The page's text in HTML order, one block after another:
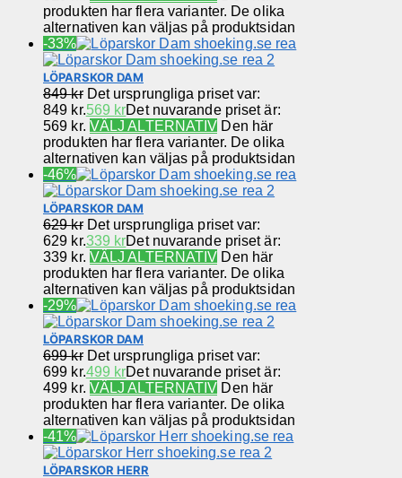
produkten har flera varianter. De olika
alternativen kan väljas på produktsidan
-33%
LÖPARSKOR DAM
849kr Det ursprungliga priset var:
849 kr.569 krDet nuvarande priset är:
569 kr. VÄLJ ALTERNATIV Den här
produkten har flera varianter. De olika
alternativen kan väljas på produktsidan
-46%
LÖPARSKOR DAM
629kr Det ursprungliga priset var:
629 kr.339 krDet nuvarande priset är:
339 kr. VÄLJ ALTERNATIV Den här
produkten har flera varianter. De olika
alternativen kan väljas på produktsidan
-29%
LÖPARSKOR DAM
699kr Det ursprungliga priset var:
699 kr.499 krDet nuvarande priset är:
499 kr. VÄLJ ALTERNATIV Den här
produkten har flera varianter. De olika
alternativen kan väljas på produktsidan
-41%
LÖPARSKOR HERR